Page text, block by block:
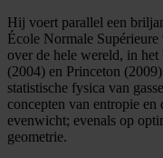
Hij voert parallel een
École Normale
over de hele wereld, in
(2004) en Princeton
statistische fysica van
concepten van entropie
evenwicht; evenals op
geometrie.